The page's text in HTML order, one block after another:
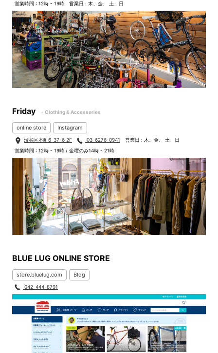
営業時間 : 12時 - 19時
営業日 : 木、金、 土、日
Friday - Clothing & Accessories
online store Instagram
渋谷区本町6-37-6 2F 03-6276-0941
営業日 : 木、金、 土、日
営業時間 : 12時 - 19時 / 金曜のみ14時 - 21時
BLUE LUG ONLINE STORE
store.bluelug.com Blog
042-444-8791